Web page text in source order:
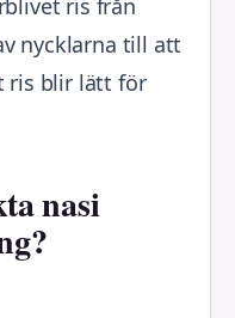
ris från
nycklarna till att
ris blir lätt för
nasi